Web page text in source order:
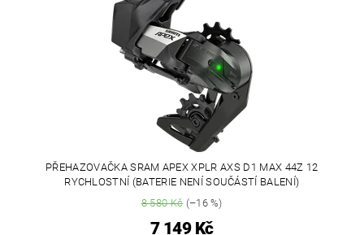
PŘEHAZOVAČKA SRAM APEX XPLR AXS D1 MAX 44Z 12
RYCHLOSTNÍ (BATERIE NENÍ SOUČÁSTÍ BALENÍ)
8 580 Kč(–16 %)
7 149 Kč